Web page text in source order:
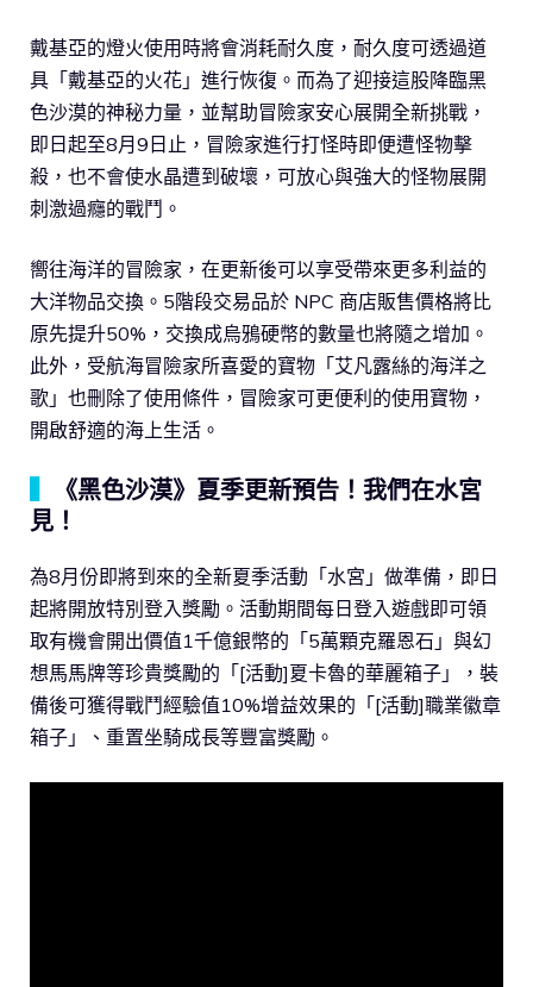
戴基亞的燈火使用時將會消耗耐久度，耐久度可透過道
具「戴基亞的火花」進行恢復。而為了迎接這股降臨黑
色沙漠的神秘力量，並幫助冒險家安心展開全新挑戰，
即日起至8月9日止，冒險家進行打怪時即便遭怪物擊
殺，也不會使水晶遭到破壞，可放心與強大的怪物展開
刺激過癮的戰鬥。
嚮往海洋的冒險家，在更新後可以享受帶來更多利益的
大洋物品交換。5階段交易品於 NPC 商店販售價格將比
原先提升50%，交換成烏鴉硬幣的數量也將隨之增加。
此外，受航海冒險家所喜愛的寶物「艾凡露絲的海洋之
歌」也刪除了使用條件，冒險家可更便利的使用寶物，
開啟舒適的海上生活。
《黑色沙漠》夏季更新預告！我們在水宮
見！
為8月份即將到來的全新夏季活動「水宮」做準備，即日
起將開放特別登入獎勵。活動期間每日登入遊戲即可領
取有機會開出價值1千億銀幣的「5萬顆克羅恩石」與幻
想馬馬牌等珍貴獎勵的「[活動]夏卡魯的華麗箱子」，裝
備後可獲得戰鬥經驗值10%增益效果的「[活動]職業徽章
箱子」、重置坐騎成長等豐富獎勵。